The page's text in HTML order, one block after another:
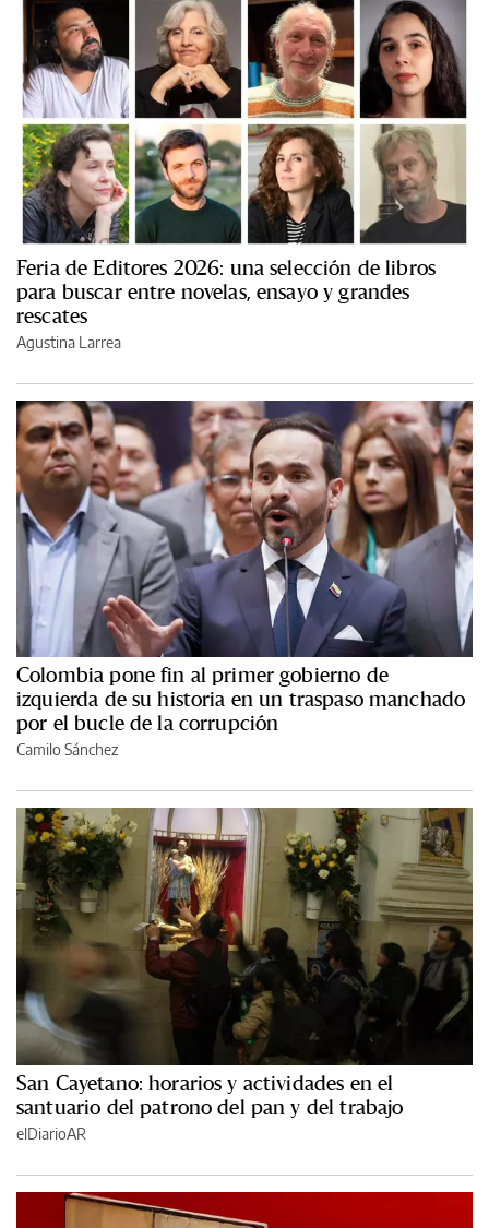
Feria de Editores 2026: una selección de libros
para buscar entre novelas, ensayo y grandes
rescates
Agustina Larrea
Colombia pone fin al primer gobierno de
izquierda de su historia en un traspaso manchado
por el bucle de la corrupción
Camilo Sánchez
San Cayetano: horarios y actividades en el
santuario del patrono del pan y del trabajo
elDiarioAR